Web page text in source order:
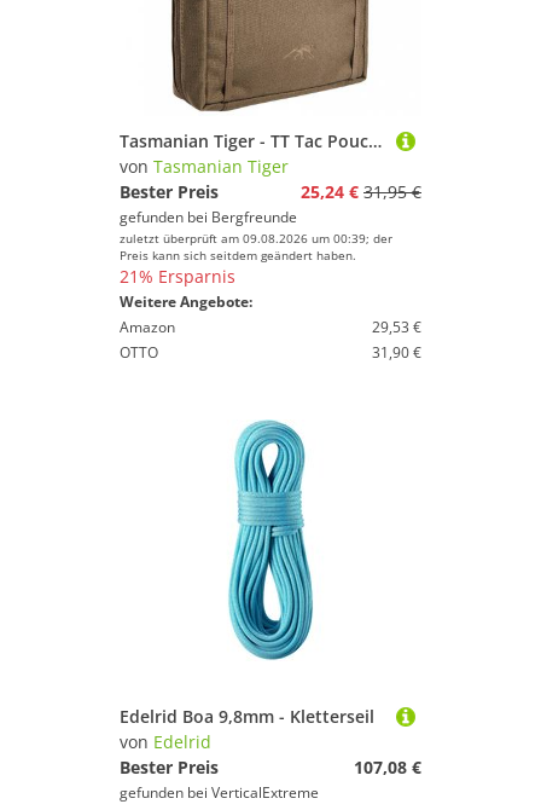
Tasmanian Tiger - TT Tac Pouch 6.1 - Tasche Gr One Size braun
von Tasmanian Tiger
Bester Preis
25,24 € 31,95 €
gefunden bei Bergfreunde
zuletzt überprüft am 09.08.2026 um 00:39; der
Preis kann sich seitdem geändert haben.
21% Ersparnis
Weitere Angebote:
Amazon
29,53 €
OTTO
31,90 €
Edelrid Boa 9,8mm - Kletterseil
von Edelrid
Bester Preis
107,08 €
gefunden bei VerticalExtreme